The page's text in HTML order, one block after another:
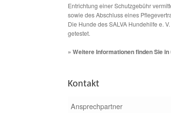
Entrichtung einer Schutzgebühr
sowie des Abschluss eines
Die Hunde des SALVA Hundehilfe e.
getestet.
» Weitere Informationen finden Sie
Kontakt
Ansprechpartner